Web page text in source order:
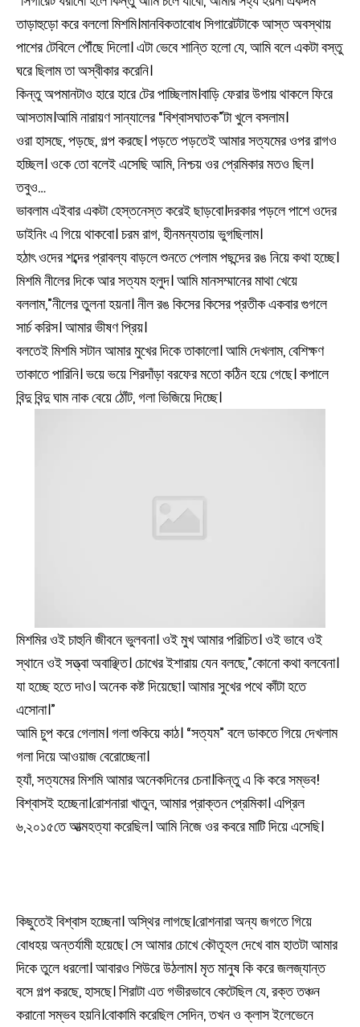
তাড়াহুড়ো করে বললো মিশমি।মানবিকতাবোধ সিগারেটটাকে আস্ত অবস্থায়
পাশের টেবিলে পৌঁছে দিলো। এটা ভেবে শান্তি হলো যে, আমি বলে একটা বস্তু
ঘরে ছিলাম তা অস্বীকার করেনি।
কিন্তু অপমানটাও হারে হারে টের পাচ্ছিলাম।বাড়ি ফেরার উপায় থাকলে ফিরে
আসতাম।আমি নারায়ণ সান্যালের “বিশ্বাসঘাতক”টা খুলে বসলাম।
ওরা হাসছে, পড়ছে, গল্প করছে। পড়তে পড়তেই আমার সত্যমের ওপর রাগও
হচ্ছিল। ওকে তো বলেই এসেছি আমি, নিশ্চয় ওর প্রেমিকার মতও ছিল।
তবুও…
ভাবলাম এইবার একটা হেস্তনেস্ত করেই ছাড়বো।দরকার পড়লে পাশে ওদের
ডাইনিং এ গিয়ে থাকবো। চরম রাগ, হীনমন্যতায় ভুগছিলাম।
হঠাৎ ওদের শব্দের প্রাবল্য বাড়লে শুনতে পেলাম পছন্দের রঙ নিয়ে কথা হচ্ছে।
মিশমি নীলের দিকে আর সত্যম হলুদ। আমি মানসম্মানের মাথা খেয়ে
বললাম,”নীলের তুলনা হয়না। নীল রঙ কিসের কিসের প্রতীক একবার গুগলে
সার্চ করিস। আমার ভীষণ প্রিয়।
বলতেই মিশমি সটান আমার মুখের দিকে তাকালো। আমি দেখলাম, বেশিক্ষণ
তাকাতে পারিনি। ভয়ে ভয়ে শিরদাঁড়া বরফের মতো কঠিন হয়ে গেছে। কপালে
বিন্দু বিন্দু ঘাম নাক বেয়ে ঠোঁট, গলা ভিজিয়ে দিচ্ছে।
মিশমির ওই চাহুনি জীবনে ভুলবনা। ওই মুখ আমার পরিচিত। ওই ভাবে ওই
স্থানে ওই সত্ত্বা অবাঞ্ছিত। চোখের ইশারায় যেন বলছে,”কোনো কথা বলবেনা।
যা হচ্ছে হতে দাও। অনেক কষ্ট দিয়েছো। আমার সুখের পথে কাঁটা হতে
এসোনা।”
আমি চুপ করে গেলাম। গলা শুকিয়ে কাঠ। “সত্যম” বলে ডাকতে গিয়ে দেখলাম
গলা দিয়ে আওয়াজ বেরোচ্ছেনা।
হ্যাঁ, সত্যমের মিশমি আমার অনেকদিনের চেনা।কিন্তু এ কি করে সম্ভব!
বিশ্বাসই হচ্ছেনা।রোশনারা খাতুন, আমার প্রাক্তন প্রেমিকা। এপ্রিল
৬,২০১৫তে আত্মহত্যা করেছিল। আমি নিজে ওর কবরে মাটি দিয়ে এসেছি।
কিছুতেই বিশ্বাস হচ্ছেনা। অস্থির লাগছে।রোশনারা অন্য জগতে গিয়ে
বোধহয় অন্তর্যামী হয়েছে। সে আমার চোখে কৌতূহল দেখে বাম হাতটা আমার
দিকে তুলে ধরলো। আবারও শিউরে উঠলাম। মৃত মানুষ কি করে জলজ্যান্ত
বসে গল্প করছে, হাসছে। শিরাটা এত গভীরভাবে কেটেছিল যে, রক্ত তঞ্চন
করানো সম্ভব হয়নি।বোকামি করেছিল সেদিন, তখন ও ক্লাস ইলেভেনে